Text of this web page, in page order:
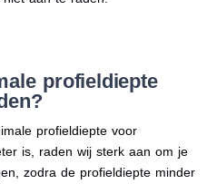
profieldiepte
profieldiepte voor
is, raden wij sterk aan om je
zodra de profieldiepte minder